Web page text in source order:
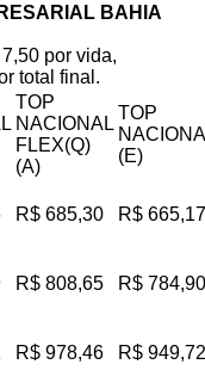
BAHIA
por vida,
total final.
TOP
NACIONAL
FLEX(Q)
(A)
TOP
(E)
R$ 685,30 R$ 665,17
R$ 808,65 R$ 784,90
R$ 978,46 R$ 949,72